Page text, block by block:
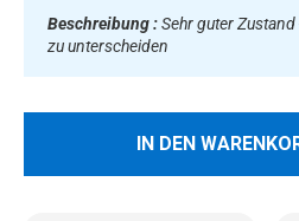
Beschreibung :Sehr guter
zu unterscheiden
IN DEN